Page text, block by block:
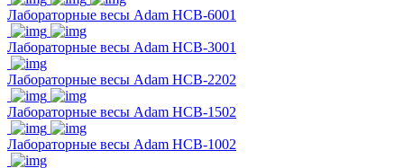
Лабораторные весы Adam HCB-6001
Лабораторные весы Adam HCB-3001
Лабораторные весы Adam HCB-2202
Лабораторные весы Adam HCB-1502
Лабораторные весы Adam HCB-1002